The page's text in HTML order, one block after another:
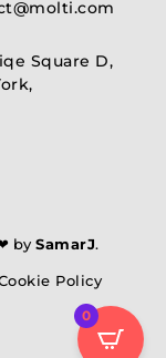
Square D,
by SamarJ.
Policy
0